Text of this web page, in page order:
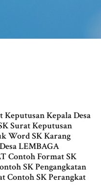
Keputusan Kepala Desa
Surat Keputusan
Word SK Karang
LEMBAGA
Contoh Format SK
SK Pengangkatan
Contoh SK Perangkat